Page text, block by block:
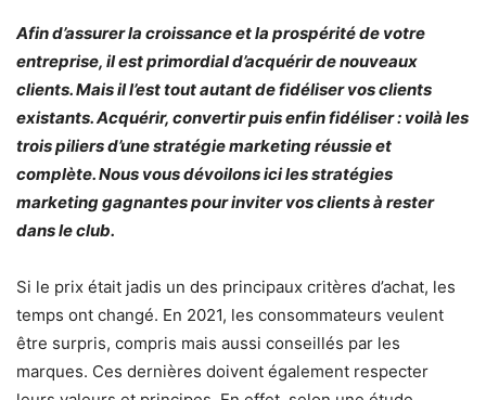
Afin d’assurer la croissance et la prospérité de votre
entreprise, il est primordial d’acquérir de nouveaux
clients. Mais il l’est tout autant de fidéliser vos clients
existants. Acquérir, convertir puis enfin fidéliser : voilà les
trois piliers d’une stratégie marketing réussie et
complète. Nous vous dévoilons ici les stratégies
marketing gagnantes pour inviter vos clients à rester
dans le club.
Si le prix était jadis un des principaux critères d’achat, les
temps ont changé. En 2021, les consommateurs veulent
être surpris, compris mais aussi conseillés par les
marques. Ces dernières doivent également respecter